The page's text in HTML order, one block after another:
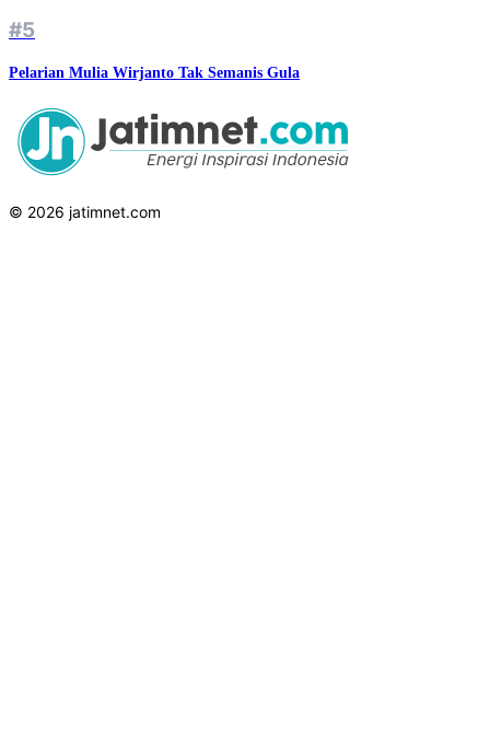
#5
Pelarian Mulia Wirjanto Tak Semanis Gula
© 2026 jatimnet.com